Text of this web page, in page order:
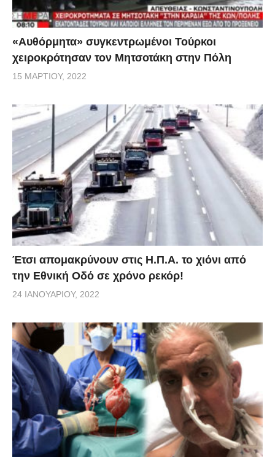
«Αυθόρμητα» συγκεντρωμένοι Τούρκοι
χειροκρότησαν τον Μητσοτάκη στην Πόλη
15 ΜΑΡΤΊΟΥ, 2022
Έτσι απομακρύνουν στις Η.Π.Α. το χιόνι από
την Εθνική Οδό σε χρόνο ρεκόρ!
24 ΙΑΝΟΥΑΡΊΟΥ, 2022